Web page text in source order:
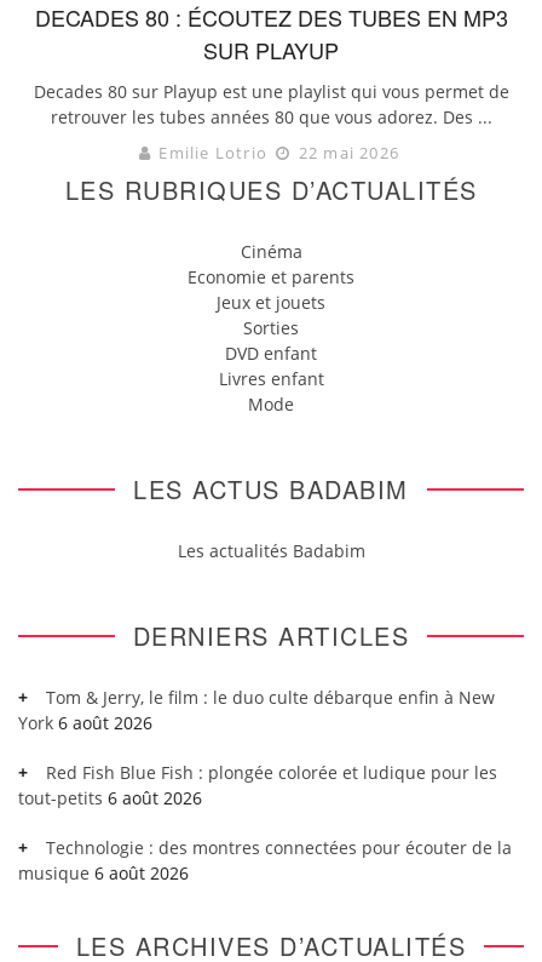
DECADES 80 : ÉCOUTEZ DES TUBES EN MP3
SUR PLAYUP
Decades 80 sur Playup est une playlist qui vous permet de
retrouver les tubes années 80 que vous adorez. Des ...
Emilie Lotrio 22 mai 2026
LES RUBRIQUES D’ACTUALITÉS
Cinéma
Economie et parents
Jeux et jouets
Sorties
DVD enfant
Livres enfant
Mode
LES ACTUS BADABIM
Les actualités Badabim
DERNIERS ARTICLES
Tom & Jerry, le film : le duo culte débarque enfin à New
York 6 août 2026
Red Fish Blue Fish : plongée colorée et ludique pour les
tout-petits 6 août 2026
Technologie : des montres connectées pour écouter de la
musique 6 août 2026
LES ARCHIVES D’ACTUALITÉS